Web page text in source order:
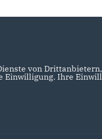
von
Einwilligung. Ihre